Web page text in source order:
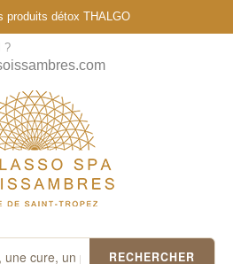
produits détox THALGO
?
RECHERCHER